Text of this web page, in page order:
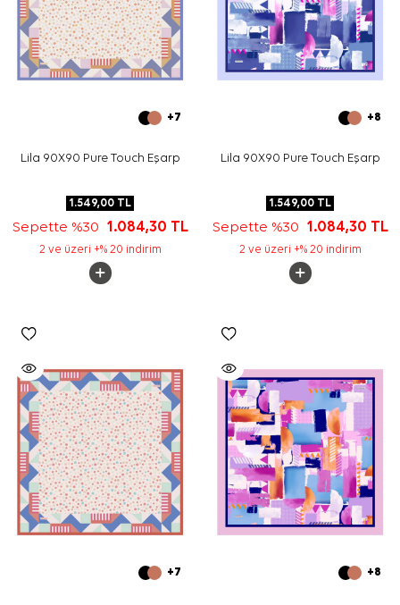
+7
Lila 90X90 Pure Touch Eşarp
1.549,00 TL
Sepette %30 1.084,30 TL
2 ve üzeri +% 20 indirim
+8
Lila 90X90 Pure Touch Eşarp
1.549,00 TL
Sepette %30 1.084,30 TL
2 ve üzeri +% 20 indirim
+7 +8